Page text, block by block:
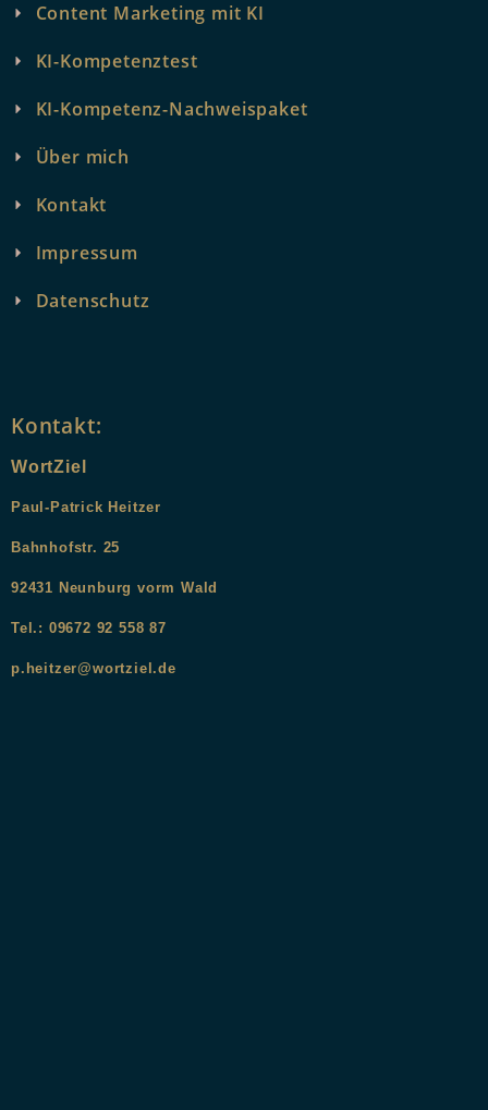
Content Marketing mit KI
KI-Kompetenztest
KI-Kompetenz-Nachweispaket
Über mich
Kontakt
Impressum
Datenschutz
Kontakt:
WortZiel
Paul-Patrick Heitzer
Bahnhofstr. 25
92431 Neunburg vorm Wald
Tel.: 09672 92 558 87
p.heitzer@wortziel.de